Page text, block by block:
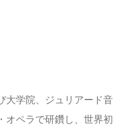
大学院、ジュリアード音
オペラで研鑽し、世界初